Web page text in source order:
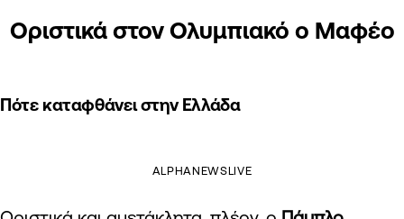
Οριστικά στον Ολυμπιακό ο Μαφέο
Πότε καταφθάνει στην Ελλάδα
ALPHANEWSLIVE